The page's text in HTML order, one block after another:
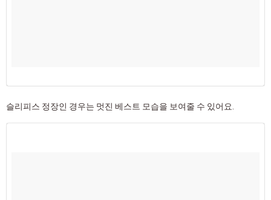
슬리피스 정장인 경우는 멋진 베스트 모습을 보여줄 수 있어요.